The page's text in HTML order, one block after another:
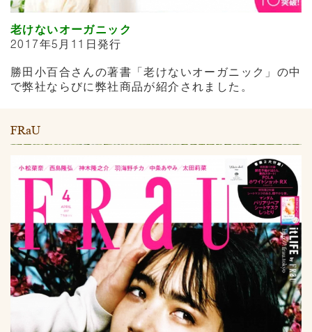
老けないオーガニック
2017年5月11日発行
勝田小百合さんの著書「老けないオーガニック」の中
で弊社ならびに弊社商品が紹介されました。
FRaU